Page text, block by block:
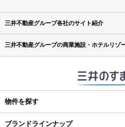
三井不動産グループ各社のサイト紹介
三井不動産グループの商業施設・ホテルリゾ
物件を探す
ブランドラインナップ